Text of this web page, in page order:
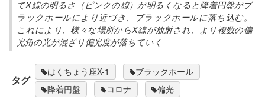
てX線の明るさ（ピンクの線）が明るくなると降着円盤がブ
ラックホールにより近づき、ブラックホールに落ち込む。
これにより、様々な場所からX線が放射され、より複数の偏
光角の光が混ざり偏光度が落ちていく
タグ
はくちょう座X-1
ブラックホール
降着円盤
コロナ 偏光